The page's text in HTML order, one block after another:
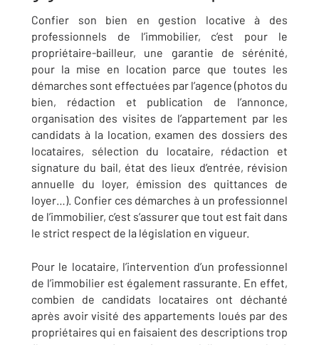
Confier son bien en gestion locative à des
professionnels de l’immobilier, c’est pour le
propriétaire-bailleur, une garantie de sérénité,
pour la mise en location parce que toutes les
démarches sont effectuées par l’agence (photos du
bien, rédaction et publication de l’annonce,
organisation des visites de l’appartement par les
candidats à la location, examen des dossiers des
locataires, sélection du locataire, rédaction et
signature du bail, état des lieux d’entrée, révision
annuelle du loyer, émission des quittances de
loyer…). Confier ces démarches à un professionnel
de l’immobilier, c’est s’assurer que tout est fait dans
le strict respect de la législation en vigueur.
Pour le locataire, l’intervention d’un professionnel
de l’immobilier est également rassurante. En effet,
combien de candidats locataires ont déchanté
après avoir visité des appartements loués par des
propriétaires qui en faisaient des descriptions trop